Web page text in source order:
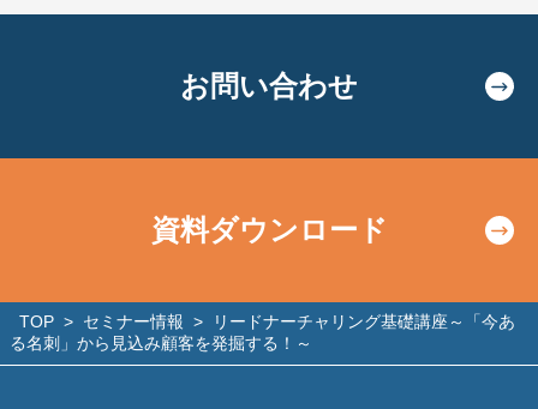
お問い合わせ
資料ダウンロード
TOP > セミナー情報 >
リードナーチャリング基礎講座～「今あ
る名刺」から見込み顧客を発掘する！～